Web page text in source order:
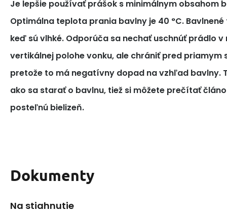
Je lepšie používať prášok s minimálnym obsahom
Optimálna teplota prania bavlny je 40 °C. Bavlnené
keď sú vlhké. Odporúča sa nechať uschnúť prádlo
vertikálnej polohe vonku, ale chrániť pred priamym
pretože to má negatívny dopad na vzhľad bavlny.
ako sa starať o bavlnu, tiež si môžete prečítať
posteľnú bielizeň.
Dokumenty
Na stiahnutie